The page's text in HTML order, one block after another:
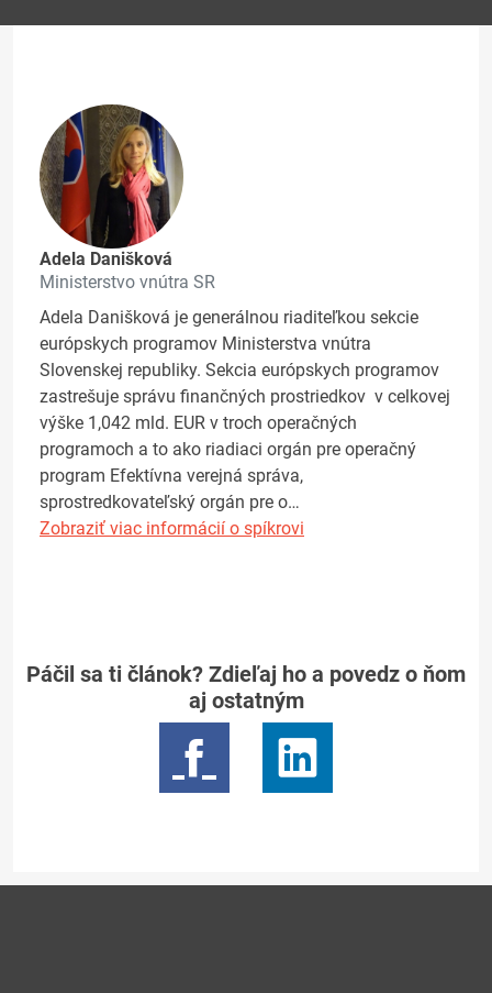
Adela Danišková
Ministerstvo vnútra SR
Adela Danišková je generálnou riaditeľkou sekcie
európskych programov Ministerstva vnútra
Slovenskej republiky. Sekcia európskych programov
zastrešuje správu finančných prostriedkov v celkovej
výške 1,042 mld. EUR v troch operačných
programoch a to ako riadiaci orgán pre operačný
program Efektívna verejná správa,
sprostredkovateľský orgán pre o…
Zobraziť viac informácií o spíkrovi
Páčil sa ti článok? Zdieľaj ho a povedz o ňom
aj ostatným